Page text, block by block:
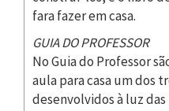
fara fazer em casa.
GUIA DO PROFESSOR
No Guia do Professor
aula para casa um dos
desenvolvidos à luz